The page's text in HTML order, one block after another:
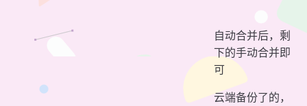
自动合并后，剩
下的手动合并即
可
云端备份了的，